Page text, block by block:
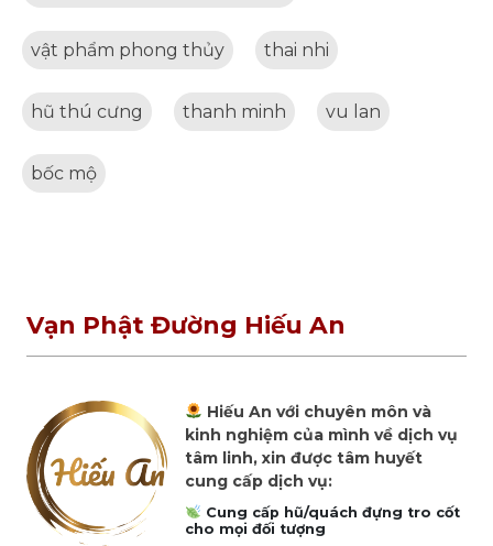
vật phẩm phong thủy thai nhi
hũ thú cưng thanh minh vu lan
bốc mộ
Vạn Phật Đường Hiếu An
Hiếu An với chuyên môn và
kinh nghiệm của mình về dịch vụ
tâm linh, xin được tâm huyết
cung cấp dịch vụ:
Cung cấp hũ/quách đựng tro cốt
cho mọi đối tượng